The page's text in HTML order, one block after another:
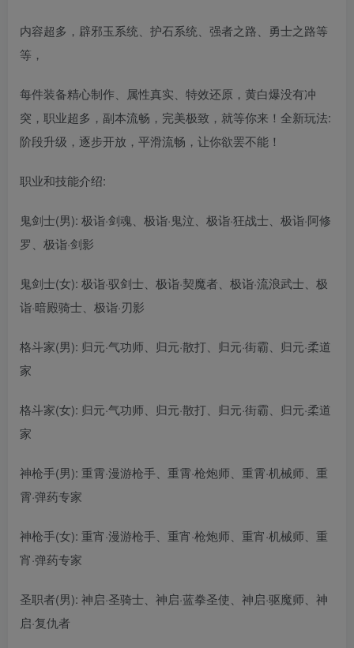
内容超多，辟邪玉系统、护石系统、强者之路、勇士之路等
等，
每件装备精心制作、属性真实、特效还原，黄白爆没有冲
突，职业超多，副本流畅，完美极致，就等你来！全新玩法:
阶段升级，逐步开放，平滑流畅，让你欲罢不能！
职业和技能介绍:
鬼剑士(男): 极诣·剑魂、极诣·鬼泣、极诣·狂战士、极诣·阿修
罗、极诣·剑影
鬼剑士(女): 极诣·驭剑士、极诣·契魔者、极诣·流浪武士、极
诣·暗殿骑士、极诣·刃影
格斗家(男): 归元·气功师、归元·散打、归元·街霸、归元·柔道
家
格斗家(女): 归元·气功师、归元·散打、归元·街霸、归元·柔道
家
神枪手(男): 重霄·漫游枪手、重霄·枪炮师、重霄·机械师、重
霄·弹药专家
神枪手(女): 重宵·漫游枪手、重宵·枪炮师、重宵·机械师、重
宵·弹药专家
圣职者(男): 神启·圣骑士、神启·蓝拳圣使、神启·驱魔师、神
启·复仇者